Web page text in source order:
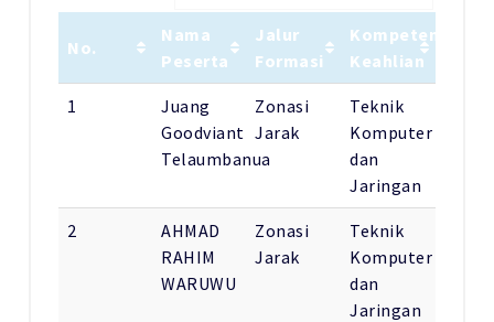
No.
Nama
Peserta
Jalur
Formasi
Kompetensi
Keahlian
1
Juang
Goodviant
Telaumbanua
Zonasi
Jarak
Teknik
Komputer
dan
Jaringan
2
AHMAD
RAHIM
WARUWU
Zonasi
Jarak
Teknik
Komputer
dan
Jaringan